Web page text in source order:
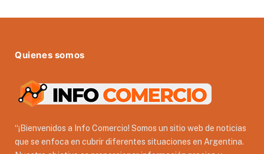
Quienes somos
“¡Bienvenidos a Info Comercio! Somos un sitio web de noticias
que se enfoca en cubrir diferentes situaciones en Argentina.